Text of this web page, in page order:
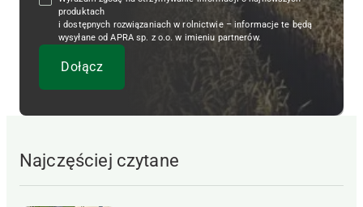
produktach
i dostępnych rozwiązaniach w rolnictwie – informacje te będą
wysyłane od APRA sp. z o.o. w imieniu partnerów.
Najczęściej czytane